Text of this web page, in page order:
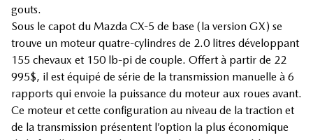
gouts.
Sous le capot du Mazda CX-5 de base (la version GX) se
trouve un moteur quatre-cylindres de 2.0 litres développant
155 chevaux et 150 lb-pi de couple. Offert à partir de 22
995$, il est équipé de série de la transmission manuelle à 6
rapports qui envoie la puissance du moteur aux roues avant.
Ce moteur et cette configuration au niveau de la traction et
de la transmission présentent l’option la plus économique